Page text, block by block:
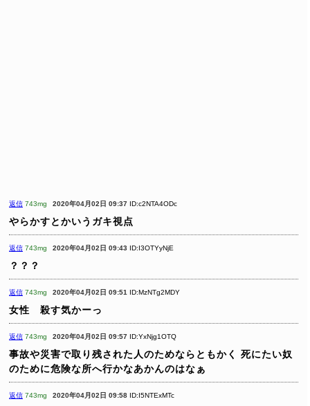
返信 743mg 2020年04月02日 09:37 ID:c2NTA4ODc
やらかすとかいうガキ視点
返信 743mg 2020年04月02日 09:43 ID:I3OTYyNjE
？？？
返信 743mg 2020年04月02日 09:51 ID:MzNTg2MDY
女性 殺す気かーっ
返信 743mg 2020年04月02日 09:57 ID:YxNjg1OTQ
事故や災害で取り残された人のためならともかく
死にたい奴
のために危険な所へ行かなあかんのはなぁ
返信 743mg 2020年04月02日 09:58 ID:I5NTExMTc